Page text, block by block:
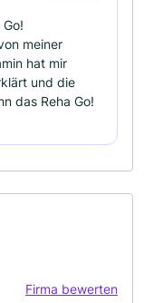
meiner
hat mir
und die
das Reha Go!
Firma bewerten